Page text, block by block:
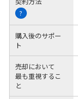
?
購入後のサポー
ト
売却において
最も重視するこ
と